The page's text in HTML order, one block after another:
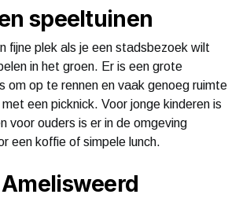
speeltuinen
fijne plek als je een stadsbezoek wilt
in het groen. Er is een grote
om op te rennen en vaak genoeg ruimte
een picknick. Voor jonge kinderen is
voor ouders is er in de omgeving
een koffie of simpele lunch.